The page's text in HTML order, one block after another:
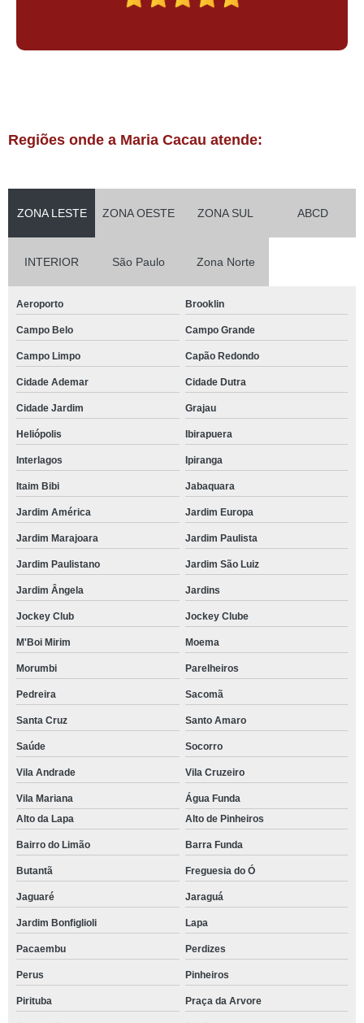
Regiões onde a Maria Cacau atende:
ZONA LESTE ZONA OESTE ZONA SUL ABCD
INTERIOR São Paulo Zona Norte
Aeroporto Brooklin
Campo Belo Campo Grande
Campo Limpo Capão Redondo
Cidade Ademar Cidade Dutra
Cidade Jardim Grajau
Heliópolis Ibirapuera
Interlagos Ipiranga
Itaim Bibi Jabaquara
Jardim América Jardim Europa
Jardim Marajoara Jardim Paulista
Jardim Paulistano Jardim São Luiz
Jardim Ângela Jardins
Jockey Club Jockey Clube
M'Boi Mirim Moema
Morumbi Parelheiros
Pedreira Sacomã
Santa Cruz Santo Amaro
Saúde Socorro
Vila Andrade Vila Cruzeiro
Vila Mariana
Água Funda
Alto da Lapa
Alto de Pinheiros
Bairro do Limão Barra Funda
Butantã Freguesia do Ó
Jaguaré Jaraguá
Jardim Bonfiglioli Lapa
Pacaembu Perdizes
Perus Pinheiros
Pirituba Praça da Arvore